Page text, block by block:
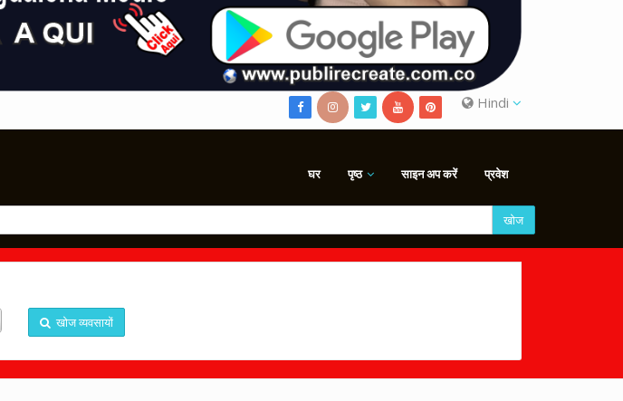
Hindi
घर पृष्ठ साइन अप करें प्रवेश
खोज
खोज व्यवसायों